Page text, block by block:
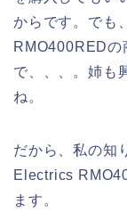
からです。でも
RMO400REDの
で、、、。姉も
ね。
だから、私の知
Electrics
ます。